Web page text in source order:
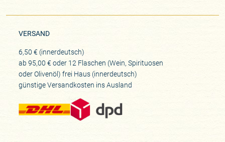
VERSAND
6,50 € (innerdeutsch)
ab 95,00 € oder 12 Flaschen (Wein, Spirituosen
oder Olivenöl) frei Haus (innerdeutsch)
günstige Versandkosten ins Ausland